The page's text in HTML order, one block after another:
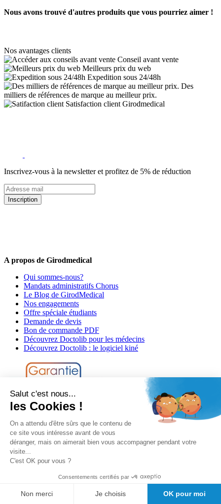
Nous avons trouvé d'autres produits que vous pourriez aimer !
Nos avantages clients
Conseil avant vente
Meilleurs prix du web
Expedition sous 24/48h
Des
milliers de références de marque au meilleur prix.
Satisfaction client Girodmedical
Inscrivez-vous à la newsletter et profitez de 5% de réduction
Inscription
A propos de Girodmedical
Qui sommes-nous?
Mandats administratifs Chorus
Le Blog de GirodMedical
Nos engagements
Offre spéciale étudiants
Demande de devis
Bon de commande PDF
Découvrez Doctolib pour les médecins
Découvrez Doctolib : le logiciel kiné
Besoin d'aide?
Conditions générales de vente
Politique de confidentialité
Informations légales
Informations de livraison
Informations de paiement
Salut c'est nous...
les Cookies !
On a attendu d'être sûrs que le contenu de
ce site vous intéresse avant de vous
déranger, mais on aimerait bien vous accompagner pendant votre
visite...
C'est OK pour vous ?
Consentements certifiés par
Non merci Je choisis OK pour moi